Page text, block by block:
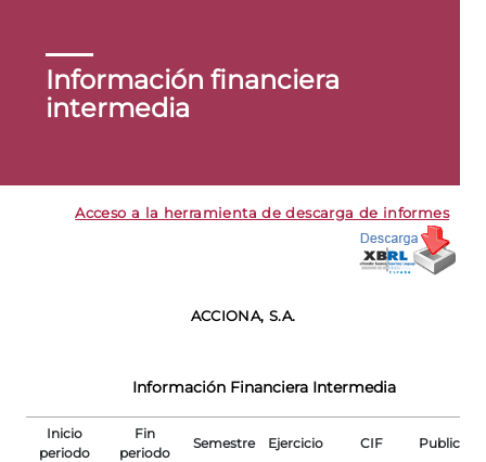
Información financiera
intermedia
Acceso a la herramienta de descarga de informes
ACCIONA, S.A.
Información Financiera Intermedia
Inicio
periodo
Fin
periodo
Semestre Ejercicio CIF